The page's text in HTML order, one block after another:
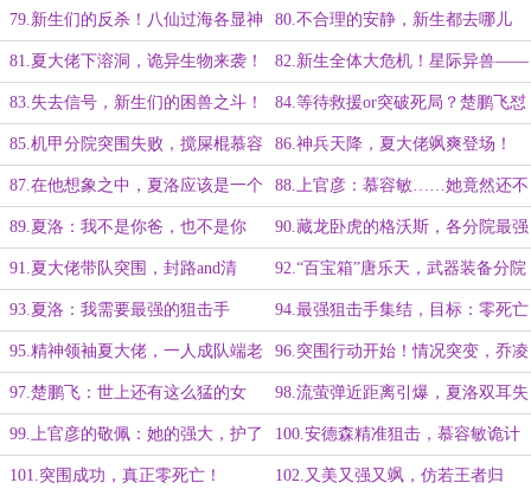
割机”
79.新生们的反杀！八仙过海各显神
通！
80.不合理的安静，新生都去哪儿
了？
81.夏大佬下溶洞，诡异生物来袭！ 82.新生全体大危机！星际异兽——
开背鼠！
83.失去信号，新生们的困兽之斗！
绝望阴云笼罩！
84.等待救援or突破死局？楚鹏飞怼
怼怼！
85.机甲分院突围失败，搅屎棍慕容
敏！
86.神兵天降，夏大佬飒爽登场！
87.在他想象之中，夏洛应该是一个
结实壮硕的女人
88.上官彦：慕容敏……她竟然还不
如夏洛那般坦荡
89.夏洛：我不是你爸，也不是你
妈，对你没什么责任
90.藏龙卧虎的格沃斯，各分院最强
者齐聚！
91.夏大佬带队突围，封路and清
道！
92.“百宝箱”唐乐天，武器装备分院
大显身手
93.夏洛：我需要最强的狙击手 94.最强狙击手集结，目标：零死亡
突围！
95.精神领袖夏大佬，一人成队端老
巢！
96.突围行动开始！情况突变，乔凌
的信任！
97.楚鹏飞：世上还有这么猛的女
人？！老子要跟她结拜！！
98.流萤弹近距离引爆，夏洛双耳失
聪！
99.上官彦的敬佩：她的强大，护了
她身后之人
100.安德森精准狙击，慕容敏诡计
落空！
101.突围成功，真正零死亡！ 102.又美又强又飒，仿若王者归